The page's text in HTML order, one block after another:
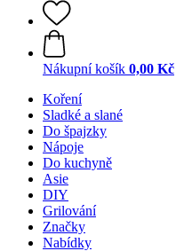
Nákupní košík 0,00 Kč
Koření
Sladké a slané
Do špajzky
Nápoje
Do kuchyně
Asie
DIY
Grilování
Značky
Nabídky